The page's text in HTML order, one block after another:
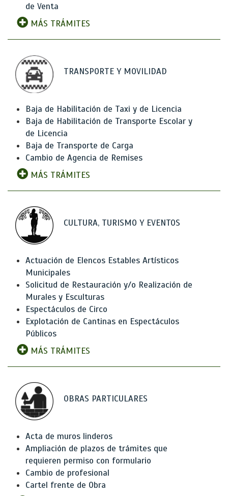
de Venta
MÁS TRÁMITES
TRANSPORTE Y MOVILIDAD
Baja de Habilitación de Taxi y de Licencia
Baja de Habilitación de Transporte Escolar y
de Licencia
Baja de Transporte de Carga
Cambio de Agencia de Remises
MÁS TRÁMITES
CULTURA, TURISMO Y EVENTOS
Actuación de Elencos Estables Artísticos
Municipales
Solicitud de Restauración y/o Realización de
Murales y Esculturas
Espectáculos de Circo
Explotación de Cantinas en Espectáculos
Públicos
MÁS TRÁMITES
OBRAS PARTICULARES
Acta de muros linderos
Ampliación de plazos de trámites que
requieren permiso con formulario
Cambio de profesional
Cartel frente de Obra